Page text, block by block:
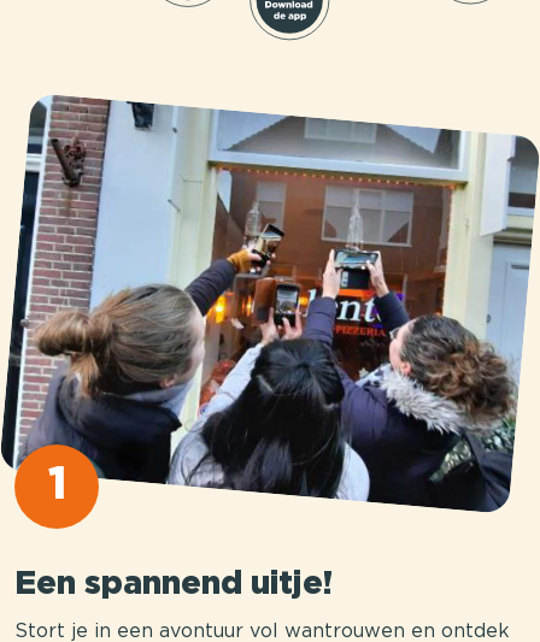
1
Een spannend uitje!
Stort je in een avontuur vol wantrouwen en ontdek